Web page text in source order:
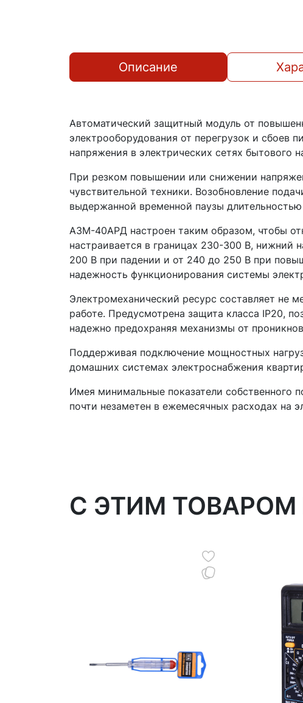
Описание
Автоматический защитный модуль от
электрооборудования от перегрузок и сбоев
напряжения в электрических сетях бытового
При резком повышении или снижении
чувствительной техники. Возобновление
выдержанной временной паузы
АЗМ-40АРД настроен таким образом, чтобы
настраивается в границах 230-300 В, нижний
200 В при падении и от 240 до 250 В при
надежность функционирования системы
Электромеханический ресурс составляет не
работе. Предусмотрена защита класса IP20,
надежно предохраняя механизмы от
Поддерживая подключение мощностных
домашних системах электроснабжения
Имея минимальные показатели собственного
почти незаметен в ежемесячных расходах на
C ЭТИМ